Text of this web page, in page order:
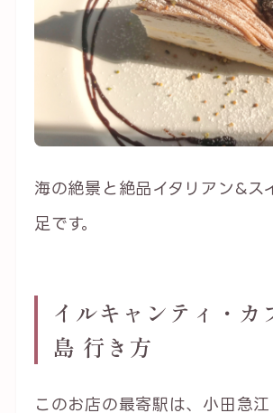
海の絶景と絶品イタリアン&ス
足です。
イルキャンティ・カ
島 行き方
このお店の最寄駅は、小田急